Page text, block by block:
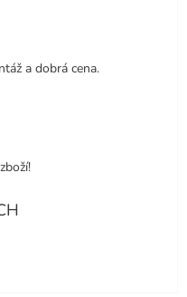
5 z 5 hvězdiček.
a dobrá cena.
5 z 5 hvězdiček.
5 z 5 hvězdiček.